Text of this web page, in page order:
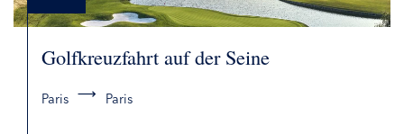
Golfkreuzfahrt auf der Seine
Paris Paris